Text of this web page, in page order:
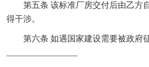
第五条 该标准厂房交付后由乙方
得干涉。
第六条 如遇国家建设需要被政府